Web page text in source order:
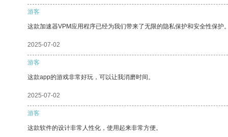
游客
这款加速器VPM应用程序已经为我们带来了无限的隐私保护和安全性保护
2025-07-02
游客
这款app的游戏非常好玩，可以让我消磨时间。
2025-07-02
游客
这款软件的设计非常人性化，使用起来非常方便。